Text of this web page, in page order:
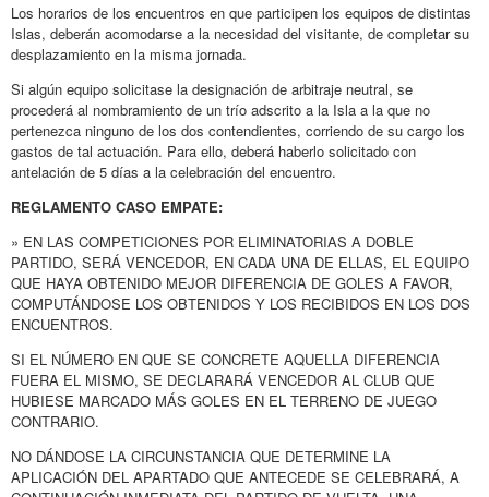
Los horarios de los encuentros en que participen los equipos de distintas
Islas, deberán acomodarse a la necesidad del visitante, de completar su
desplazamiento en la misma jornada.
Si algún equipo solicitase la designación de arbitraje neutral, se
procederá al nombramiento de un trío adscrito a la Isla a la que no
pertenezca ninguno de los dos contendientes, corriendo de su cargo los
gastos de tal actuación. Para ello, deberá haberlo solicitado con
antelación de 5 días a la celebración del encuentro.
REGLAMENTO CASO EMPATE:
» EN LAS COMPETICIONES POR ELIMINATORIAS A DOBLE
PARTIDO, SERÁ VENCEDOR, EN CADA UNA DE ELLAS, EL EQUIPO
QUE HAYA OBTENIDO MEJOR DIFERENCIA DE GOLES A FAVOR,
COMPUTÁNDOSE LOS OBTENIDOS Y LOS RECIBIDOS EN LOS DOS
ENCUENTROS.
SI EL NÚMERO EN QUE SE CONCRETE AQUELLA DIFERENCIA
FUERA EL MISMO, SE DECLARARÁ VENCEDOR AL CLUB QUE
HUBIESE MARCADO MÁS GOLES EN EL TERRENO DE JUEGO
CONTRARIO.
NO DÁNDOSE LA CIRCUNSTANCIA QUE DETERMINE LA
APLICACIÓN DEL APARTADO QUE ANTECEDE SE CELEBRARÁ, A